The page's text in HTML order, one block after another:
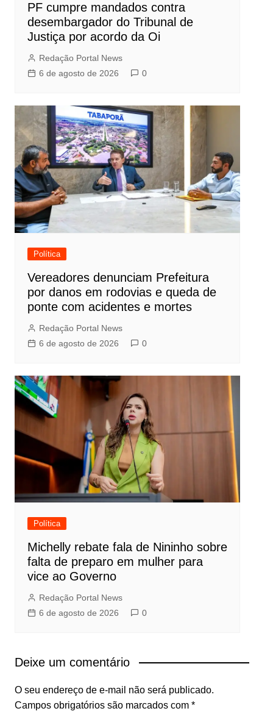
PF cumpre mandados contra
desembargador do Tribunal de
Justiça por acordo da Oi
Redação Portal News
6 de agosto de 2026
0
Política
Vereadores denunciam Prefeitura
por danos em rodovias e queda de
ponte com acidentes e mortes
Redação Portal News
6 de agosto de 2026
0
Política
Michelly rebate fala de Nininho sobre
falta de preparo em mulher para
vice ao Governo
Redação Portal News
6 de agosto de 2026
0
Deixe um comentário
O seu endereço de e-mail não será publicado.
Campos obrigatórios são marcados com *